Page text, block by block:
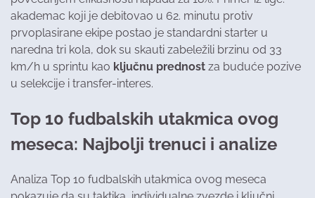
akademac koji je debitovao u 62. minutu protiv
prvoplasirane ekipe postao je standardni starter u
naredna tri kola, dok su skauti zabeležili brzinu od 33
km/h u sprintu kao ključnu prednost za buduće pozive
u selekcije i transfer-interes.
Top 10 fudbalskih utakmica ovog
meseca: Najbolji trenuci i analize
Analiza Top 10 fudbalskih utakmica ovog meseca